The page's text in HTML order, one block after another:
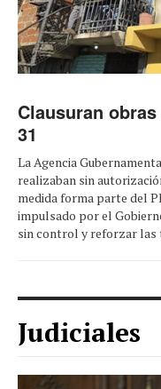
Clausuran
31
La Agencia
realizaban sin
medida forma parte del
impulsado por el
sin control y reforzar las
Judiciales